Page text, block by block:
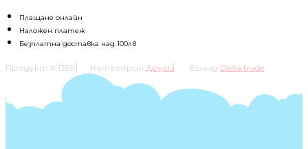
Плащане онлайн
Наложен платеж
Безплатна доставка над 100лв
Продукт # 1395 Категория Други Бранд Delta trade